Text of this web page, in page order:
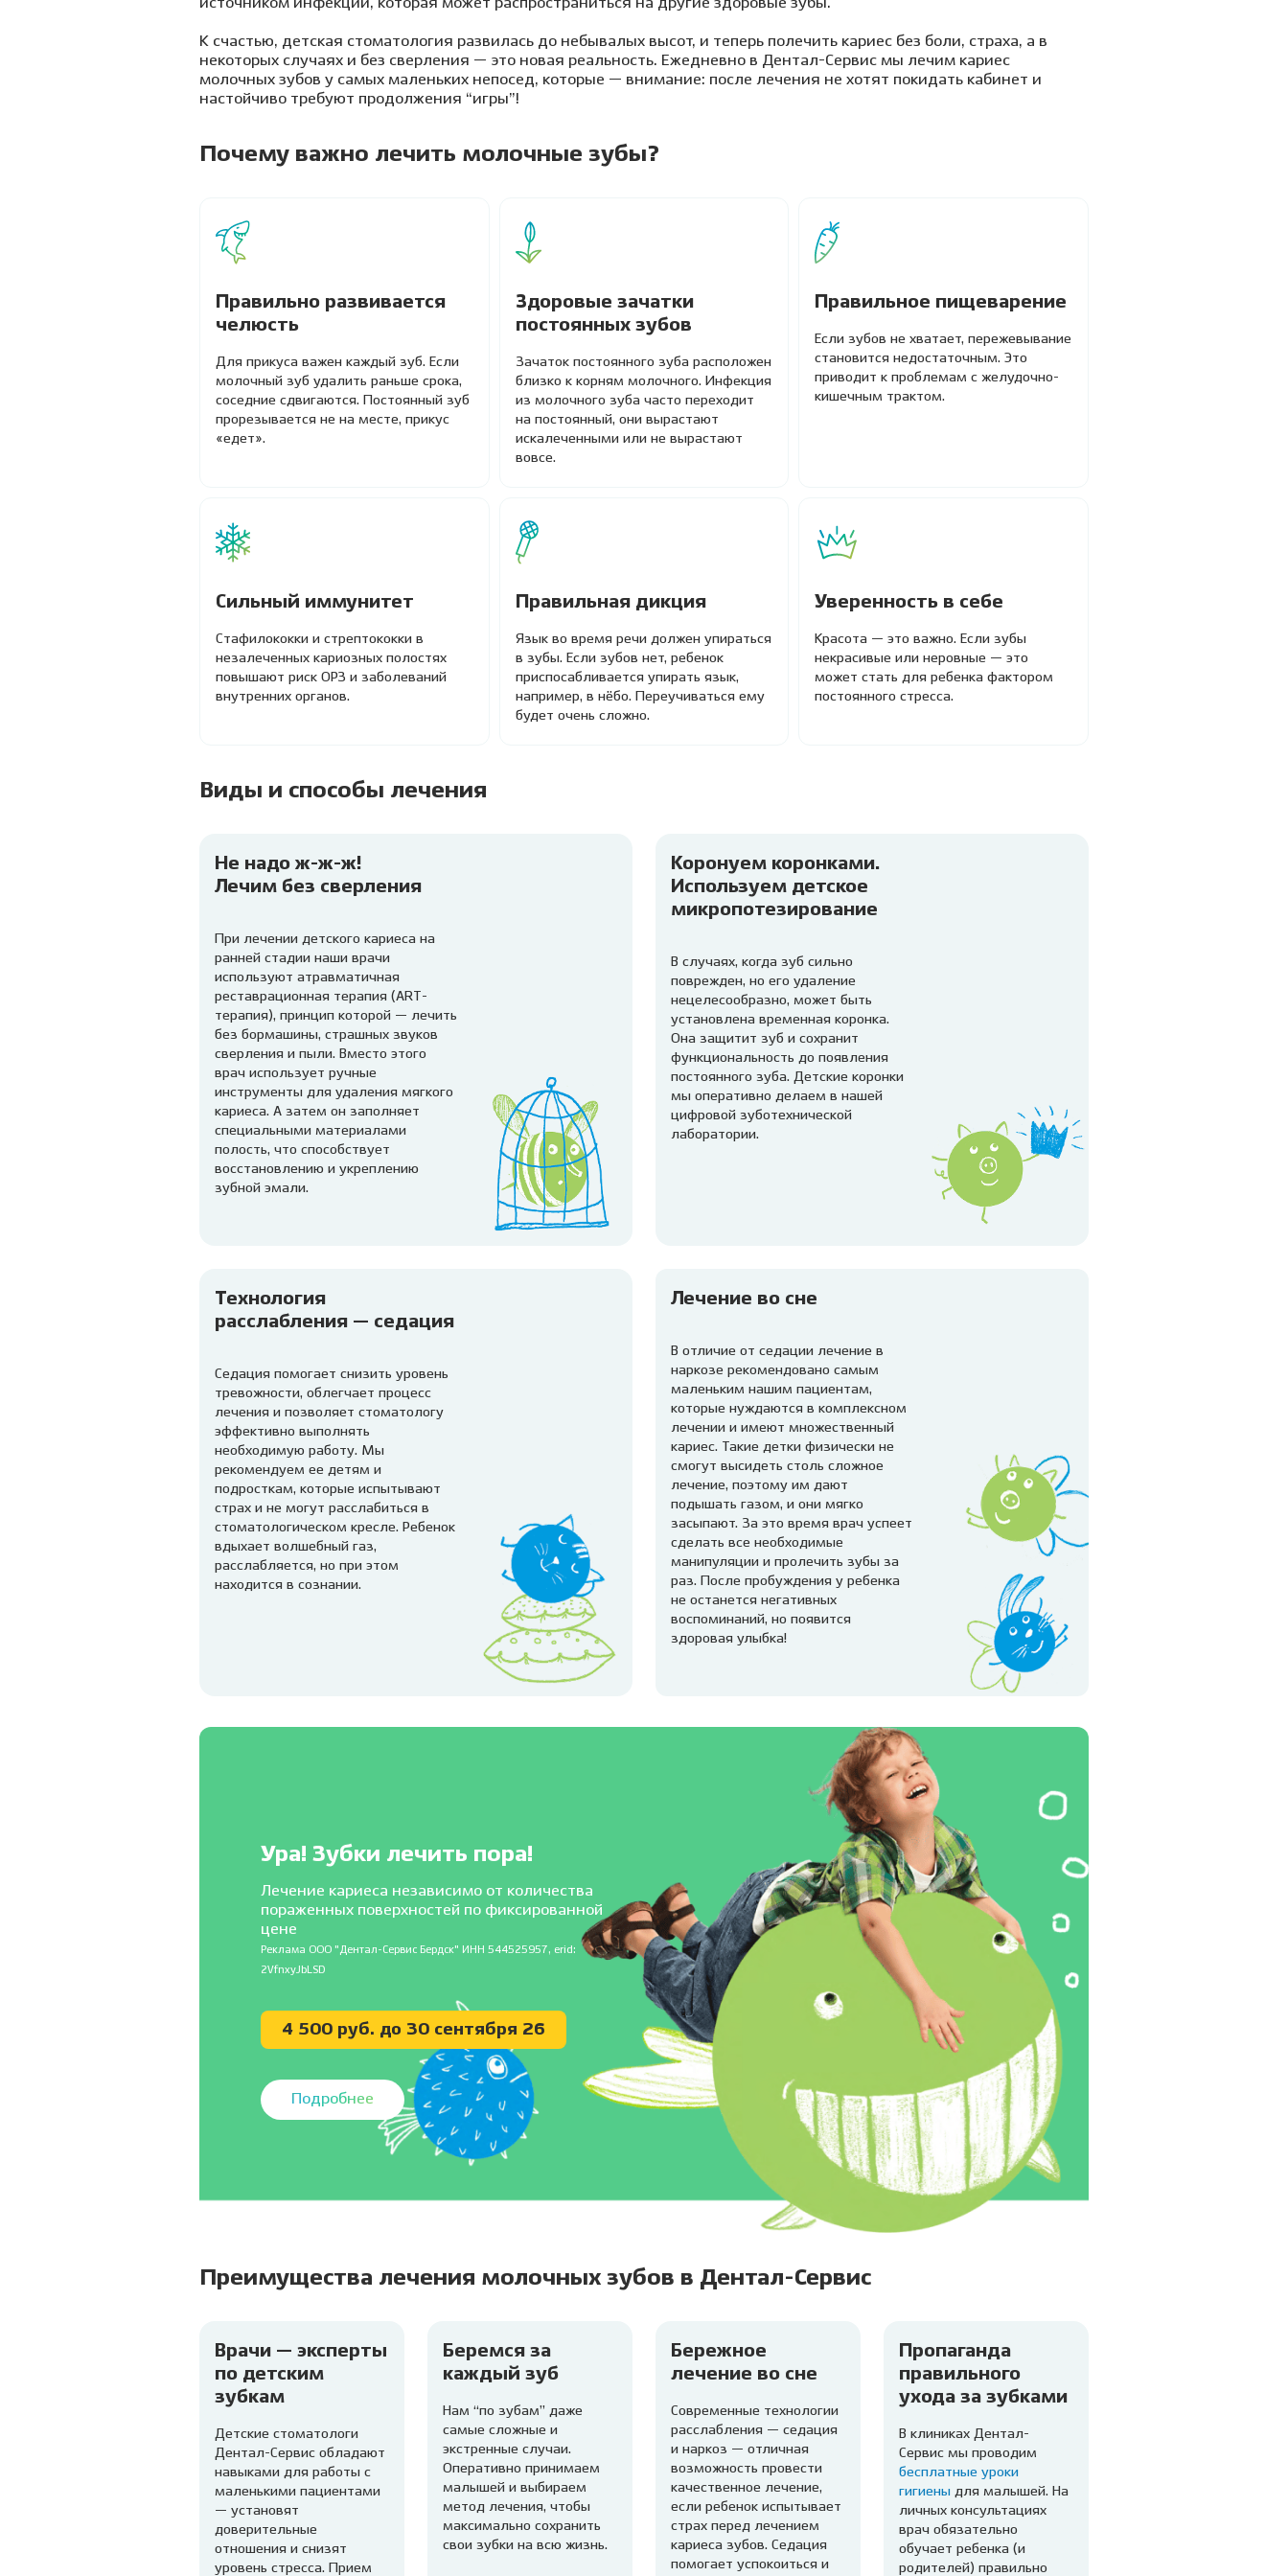
источником инфекции, которая может распространиться на другие здоровые зубы.
К счастью, детская стоматология развилась до небывалых высот, и теперь полечить кариес без боли, страха, а в
некоторых случаях и без сверления — это новая реальность. Ежедневно в Дентал-Сервис мы лечим кариес
молочных зубов у самых маленьких непосед, которые — внимание: после лечения не хотят покидать кабинет и
настойчиво требуют продолжения “игры”!
Почему важно лечить молочные зубы?
Правильно развивается
челюсть
Для прикуса важен каждый зуб. Если
молочный зуб удалить раньше срока,
соседние сдвигаются. Постоянный зуб
прорезывается не на месте, прикус
«едет».
Здоровые зачатки
постоянных зубов
Зачаток постоянного зуба расположен
близко к корням молочного. Инфекция
из молочного зуба часто переходит
на постоянный, они вырастают
искалеченными или не вырастают
вовсе.
Правильное пищеварение
Если зубов не хватает, пережевывание
становится недостаточным. Это
приводит к проблемам с желудочно-
кишечным трактом.
Сильный иммунитет
Стафилококки и стрептококки в
незалеченных кариозных полостях
повышают риск ОРЗ и заболеваний
внутренних органов.
Правильная дикция
Язык во время речи должен упираться
в зубы. Если зубов нет, ребенок
приспосабливается упирать язык,
например, в нёбо. Переучиваться ему
будет очень сложно.
Уверенность в себе
Красота — это важно. Если зубы
некрасивые или неровные — это
может стать для ребенка фактором
постоянного стресса.
Виды и способы лечения
Не надо ж-ж-ж!
Лечим без сверления
При лечении детского кариеса на
ранней стадии наши врачи
используют атравматичная
реставрационная терапия (ART-
терапия), принцип которой — лечить
без бормашины, страшных звуков
сверления и пыли. Вместо этого
врач использует ручные
инструменты для удаления мягкого
кариеса. А затем он заполняет
специальными материалами
полость, что способствует
восстановлению и укреплению
зубной эмали.
Коронуем коронками.
Используем детское
микропотезирование
В случаях, когда зуб сильно
поврежден, но его удаление
нецелесообразно, может быть
установлена временная коронка.
Она защитит зуб и сохранит
функциональность до появления
постоянного зуба. Детские коронки
мы оперативно делаем в нашей
цифровой зуботехнической
лаборатории.
Технология
расслабления — седация
Седация помогает снизить уровень
тревожности, облегчает процесс
лечения и позволяет стоматологу
эффективно выполнять
необходимую работу. Мы
рекомендуем ее детям и
подросткам, которые испытывают
страх и не могут расслабиться в
стоматологическом кресле. Ребенок
вдыхает волшебный газ,
расслабляется, но при этом
находится в сознании.
Лечение во сне
В отличие от седации лечение в
наркозе рекомендовано самым
маленьким нашим пациентам,
которые нуждаются в комплексном
лечении и имеют множественный
кариес. Такие детки физически не
смогут высидеть столь сложное
лечение, поэтому им дают
подышать газом, и они мягко
засыпают. За это время врач успеет
сделать все необходимые
манипуляции и пролечить зубы за
раз. После пробуждения у ребенка
не останется негативных
воспоминаний, но появится
здоровая улыбка!
Ура! Зубки лечить пора!
Лечение кариеса независимо от количества
пораженных поверхностей по фиксированной
цене
Реклама ООО "Дентал-Сервис Бердск" ИНН 544525957, erid:
2VfnxyJbLSD
4 500 руб. до 30 сентября 26
Подробнее
Преимущества лечения молочных зубов в Дентал-Сервис
Врачи — эксперты
по детским
зубкам
Детские стоматологи
Дентал-Сервис обладают
навыками для работы с
маленькими пациентами
— установят
доверительные
отношения и снизят
уровень стресса. Прием
Беремся за
каждый зуб
Нам “по зубам” даже
самые сложные и
экстренные случаи.
Оперативно принимаем
малышей и выбираем
метод лечения, чтобы
максимально сохранить
свои зубки на всю жизнь.
Бережное
лечение во сне
Современные технологии
расслабления — седация
и наркоз — отличная
возможность провести
качественное лечение,
если ребенок испытывает
страх перед лечением
кариеса зубов. Седация
помогает успокоиться и
Пропаганда
правильного
ухода за зубками
В клиниках Дентал-
Сервис мы проводим
бесплатные уроки
гигиены для малышей. На
личных консультациях
врач обязательно
обучает ребенка (и
родителей) правильно